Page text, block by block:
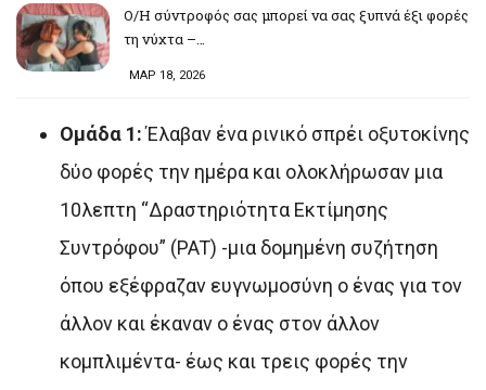
Ο/Η σύντροφός σας μπορεί να σας ξυπνά έξι φορές
τη νύχτα –…
ΜΑΡ 18, 2026
Ομάδα 1:Έλαβαν ένα ρινικό σπρέι οξυτοκίνης
δύο φορές την ημέρα και ολοκλήρωσαν μια
10λεπτη “Δραστηριότητα Εκτίμησης
Συντρόφου” (PAT) -μια δομημένη συζήτηση
όπου εξέφραζαν ευγνωμοσύνη ο ένας για τον
άλλον και έκαναν ο ένας στον άλλον
κομπλιμέντα- έως και τρεις φορές την